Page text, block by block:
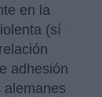
en la
(sí
adhesión
alemanes